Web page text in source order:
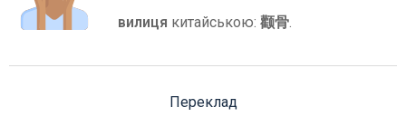
вилиця китайською: 颧骨.
Переклад